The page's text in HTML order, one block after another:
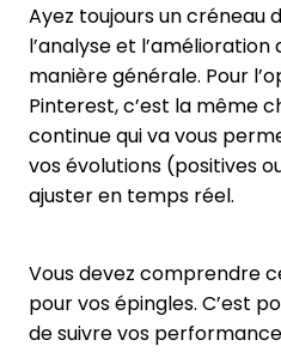
Ayez toujours un créneau
l’analyse et
manière générale. Pour
Pinterest, c’est la même
continue qui va vous
vos évolutions (positives
ajuster en temps réel.
Vous devez comprendre
pour vos épingles. C’est
de suivre vos